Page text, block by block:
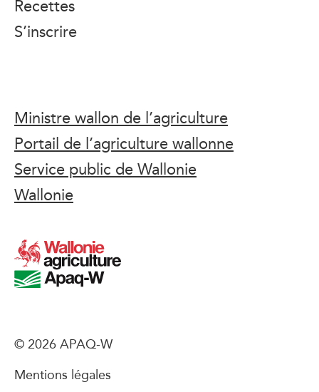
Recettes
S’inscrire
Ministre wallon de l’agriculture
Portail de l’agriculture wallonne
Service public de Wallonie
Wallonie
© 2026 APAQ-W
Mentions légales